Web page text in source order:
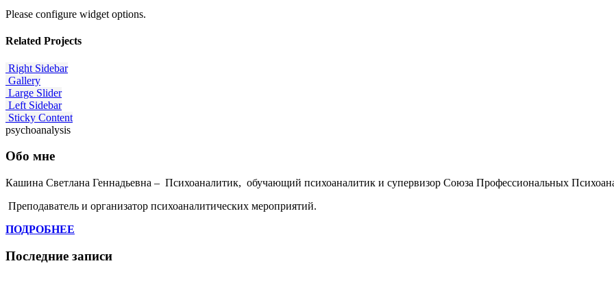
Please configure widget options.
Related Projects
Right Sidebar
Gallery
Large Slider
Left Sidebar
Sticky Content
psychoanalysis
Обо мне
Кашина Светлана Геннадьевна – Психоаналитик, обучающий психоаналитик и супервизор Союза Профессиональных
Преподаватель и организатор психоаналитических мероприятий.
ПОДРОБНЕЕ
Последние записи